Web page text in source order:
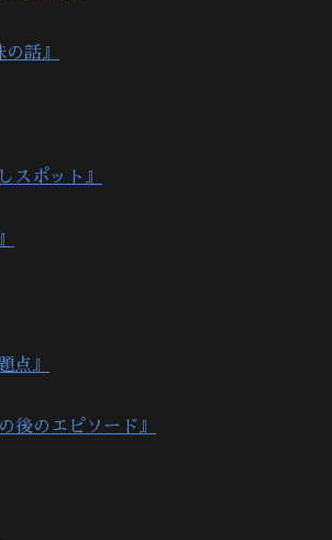
話』
スポット』
点』
後のエピソード』